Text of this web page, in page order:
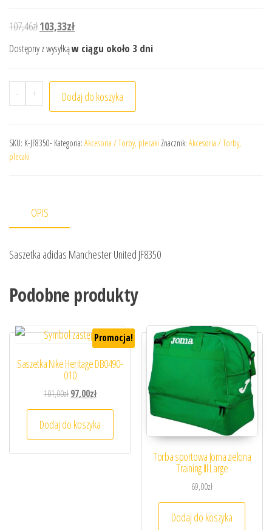
107,46złPierwotna cena wynosiła: 107,46zł.
103,33złAktualna cena wynosi: 103,33zł.
Dostępny z wysyłkąw ciągu około 3 dni
- ilość Saszetka adidas Manchester United JF8350
+ Dodaj do koszyka
SKU: K-JF8350- Kategoria: Akcesoria / Torby, plecaki Znacznik: Akcesoria / Torby,
plecaki
OPIS
Saszetka adidas Manchester United JF8350
Podobne produkty
Promocja!
Saszetka Nike Heritage DB0490-
010
101,00złPierwotna cena wynosiła: 101,00zł.
97,00złAktualna cena wynosi: 97,00zł.
Dodaj do koszyka
Torba sportowa Joma zielona
Training III Large
69,00zł
Dodaj do koszyka